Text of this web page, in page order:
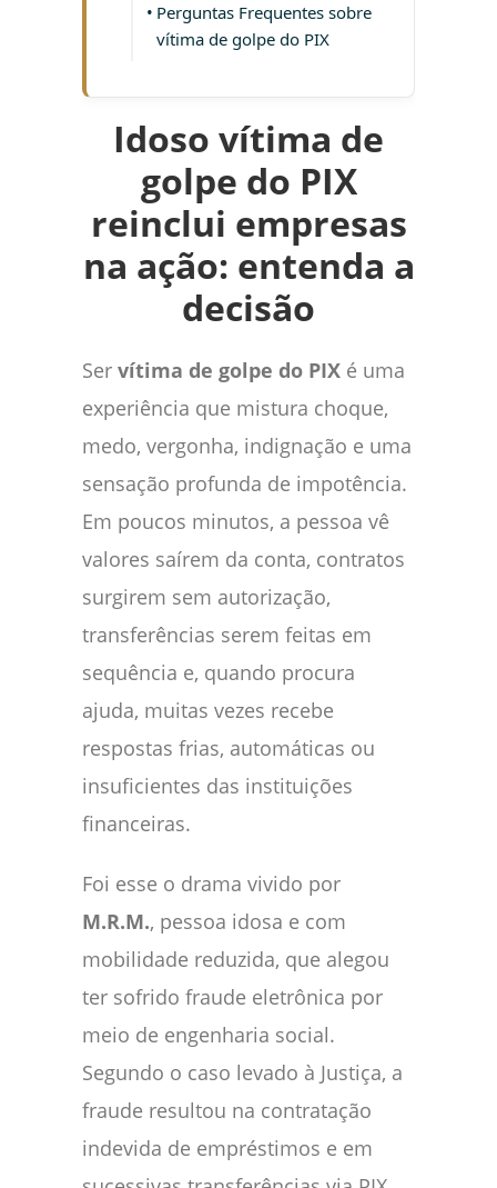
Perguntas Frequentes sobre
vítima de golpe do PIX
Idoso vítima de
golpe do PIX
reinclui empresas
na ação: entenda a
decisão
Ser vítima de golpe do PIX é uma
experiência que mistura choque,
medo, vergonha, indignação e uma
sensação profunda de impotência.
Em poucos minutos, a pessoa vê
valores saírem da conta, contratos
surgirem sem autorização,
transferências serem feitas em
sequência e, quando procura
ajuda, muitas vezes recebe
respostas frias, automáticas ou
insuficientes das instituições
financeiras.
Foi esse o drama vivido por
M.R.M., pessoa idosa e com
mobilidade reduzida, que alegou
ter sofrido fraude eletrônica por
meio de engenharia social.
Segundo o caso levado à Justiça, a
fraude resultou na contratação
indevida de empréstimos e em